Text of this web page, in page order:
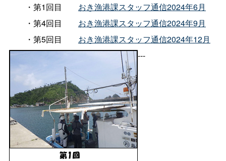
・第1回目
おき漁港課スタッフ通信2024年6月
・第4回目
おき漁港課スタッフ通信2024年9月
・第5回目
おき漁港課スタッフ通信2024年12月
---